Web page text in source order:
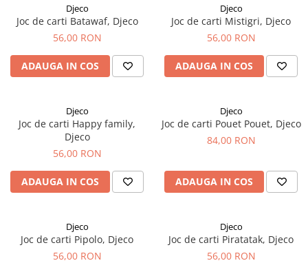
Djeco
Joc de carti Batawaf, Djeco
56,00 RON
ADAUGA IN COS
Djeco
Joc de carti Mistigri, Djeco
56,00 RON
ADAUGA IN COS
Djeco
Joc de carti Happy family,
Djeco
56,00 RON
ADAUGA IN COS
Djeco
Joc de carti Pouet Pouet, Djeco
84,00 RON
ADAUGA IN COS
Djeco
Joc de carti Pipolo, Djeco
56,00 RON
Djeco
Joc de carti Piratatak, Djeco
56,00 RON